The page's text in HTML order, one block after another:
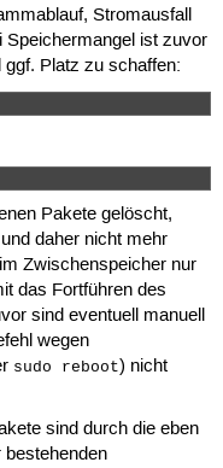
Stromausfall
Speichermangel ist zuvor
Platz zu schaffen:
Pakete gelöscht,
daher nicht mehr
Zwischenspeicher nur
das Fortführen des
sind eventuell manuell
wegen
sudo reboot) nicht
sind durch die eben
bestehenden